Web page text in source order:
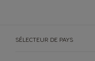
SÉLECTEUR DE PAYS